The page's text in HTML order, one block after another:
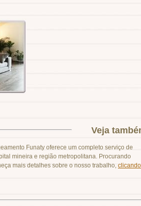
Veja
Funaty oferece um completo serviço de
mineira e região metropolitana. Procurando
mais detalhes sobre o nosso trabalho,